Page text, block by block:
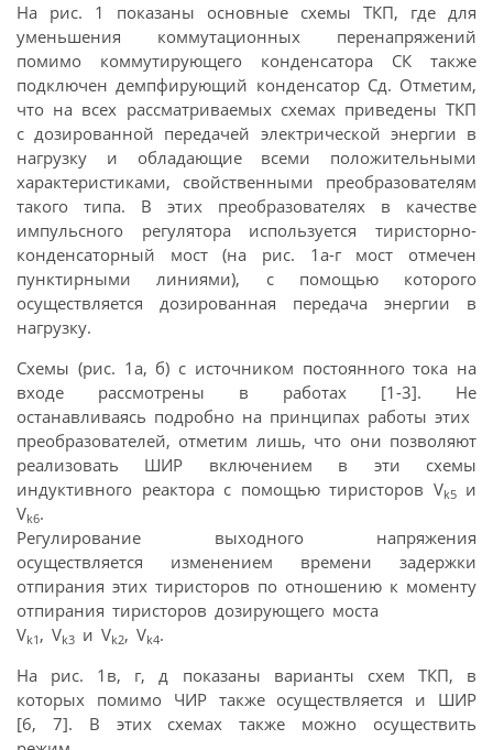
На рис. 1 показаны основные схемы ТКП, где для
уменьшения коммутационных перенапряжений
помимо коммутирующего конденсатора СК также
подключен демпфирующий конденсатор Сд. Отметим,
что на всех рассматриваемых схемах приведены ТКП
с дозированной передачей электрической энергии в
нагрузку и обладающие всеми положительными
характеристиками, свойственными преобразователям
такого типа. В этих преобразователях в качестве
импульсного регулятора используется тиристорно-
конденсаторный мост (на рис. 1а-г мост отмечен
пунктирными линиями), с помощью которого
осуществляется дозированная передача энергии в
нагрузку.
Схемы (рис. 1а, б) с источником постоянного тока на
входе рассмотрены в работах [1-3]. Не
останавливаясь подробно на принципах работы этих
преобразователей, отметим лишь, что они позволяют
реализовать ШИР включением в эти схемы
индуктивного реактора с помощью тиристоров Vk5и
Vk6.
Регулирование выходного напряжения
осуществляется изменением времени задержки
отпирания этих тиристоров по отношению к моменту
отпирания тиристоров дозирующего моста
Vk1 , Vk3 и Vk2, Vk4.
На рис. 1в, г, д показаны варианты схем ТКП, в
которых помимо ЧИР также осуществляется и ШИР
[6, 7]. В этих схемах также можно осуществить